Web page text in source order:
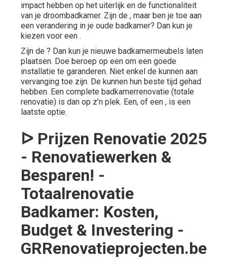
impact hebben op het uiterlijk en de functionaliteit
van je droombadkamer. Zijn de , maar ben je toe aan
een verandering in je oude badkamer? Dan kun je
kiezen voor een .
Zijn de ? Dan kun je nieuwe badkamermeubels laten
plaatsen. Doe beroep op een om een goede
installatie te garanderen. Niet enkel de kunnen aan
vervanging toe zijn. De kunnen hun beste tijd gehad
hebben. Een complete badkamerrenovatie (totale
renovatie) is dan op z’n plek. Een, of een , is een
laatste optie.
ᐅ Prijzen Renovatie 2025
- Renovatiewerken &
Besparen! -
Totaalrenovatie
Badkamer: Kosten,
Budget & Investering -
GRRenovatieprojecten.be